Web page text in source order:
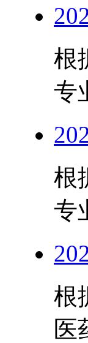
根
专
根
专
根
医